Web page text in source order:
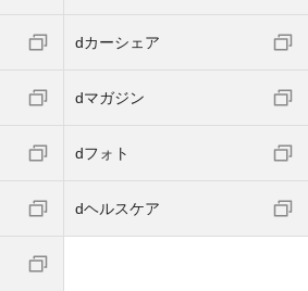
dカーシェア
dマガジン
dフォト
dヘルスケア